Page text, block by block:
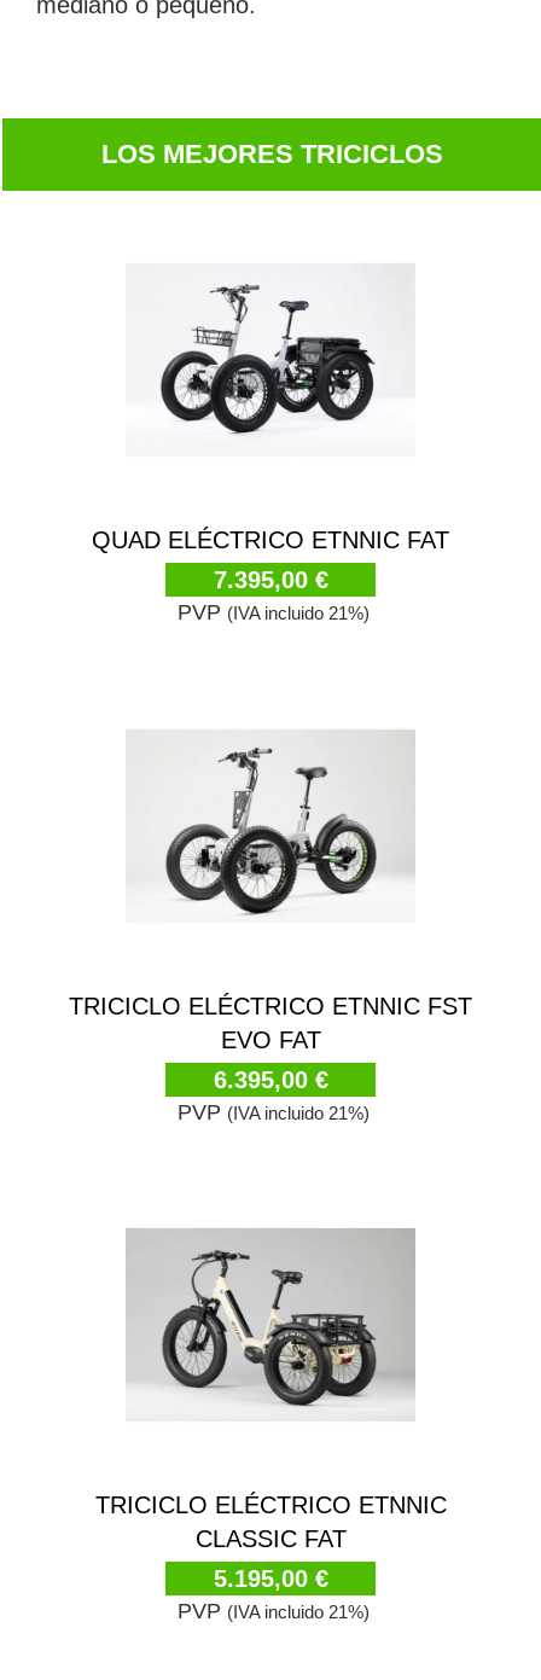
LOS MEJORES TRICICLOS
QUAD ELÉCTRICO ETNNIC FAT
7.395,00 €
PVP (IVA incluido 21%)
TRICICLO ELÉCTRICO ETNNIC FST
EVO FAT
6.395,00 €
PVP (IVA incluido 21%)
TRICICLO ELÉCTRICO ETNNIC
CLASSIC FAT
5.195,00 €
PVP (IVA incluido 21%)